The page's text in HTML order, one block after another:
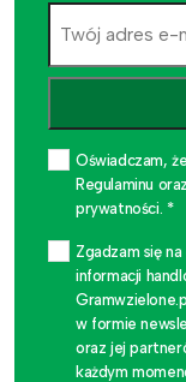
Oświadczam,
Regulaminu
prywatności. *
Zgadzam się
informacji
w formie
oraz jej
każdym